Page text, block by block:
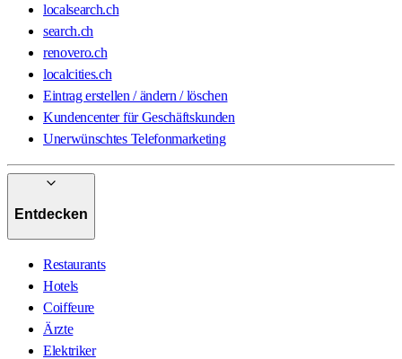
localsearch.ch
search.ch
renovero.ch
localcities.ch
Eintrag erstellen / ändern / löschen
Kundencenter für Geschäftskunden
Unerwünschtes Telefonmarketing
Entdecken
Restaurants
Hotels
Coiffeure
Ärzte
Elektriker